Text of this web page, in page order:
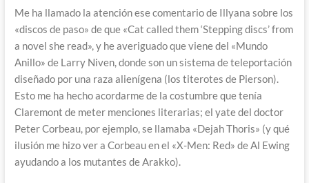
Me ha llamado la atención ese comentario de Illyana sobre los
«discos de paso» de que «Cat called them ‘Stepping discs’ from
a novel she read», y he averiguado que viene del «Mundo
Anillo» de Larry Niven, donde son un sistema de teleportación
diseñado por una raza alienígena (los titerotes de Pierson).
Esto me ha hecho acordarme de la costumbre que tenía
Claremont de meter menciones literarias; el yate del doctor
Peter Corbeau, por ejemplo, se llamaba «Dejah Thoris» (y qué
ilusión me hizo ver a Corbeau en el «X-Men: Red» de Al Ewing
ayudando a los mutantes de Arakko).